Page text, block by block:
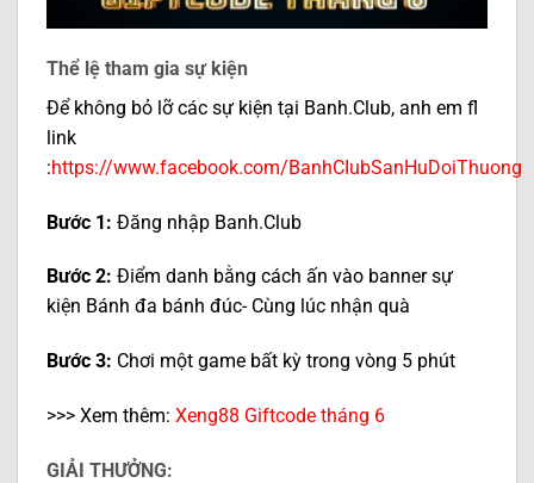
Thể lệ tham gia sự kiện
Để không bỏ lỡ các sự kiện tại Banh.Club, anh em fl
link
:https://www.facebook.com/BanhCIubSanHuDoiThuong
Bước 1: Đăng nhập Banh.Club
Bước 2: Điểm danh bằng cách ấn vào banner sự
kiện Bánh đa bánh đúc- Cùng lúc nhận quà
Bước 3: Chơi một game bất kỳ trong vòng 5 phút
>>> Xem thêm: Xeng88 Giftcode tháng 6
GIẢI THƯỞNG: